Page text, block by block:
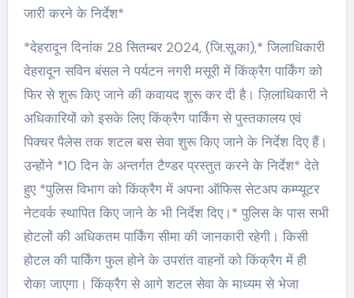
जारी करने के निर्देश*
*देहरादून दिनांक 28 सितम्बर 2024, (जि.सू.का),* जिलाधिकारी
देहरादून सविन बंसल ने पर्यटन नगरी मसूरी में किंक्रैग पार्किंग को
फिर से शुरू किए जाने की कवायद शुरू कर दी है। ज़िलाधिकारी ने
अधिकारियों को इसके लिए किंक्रैग पार्किंग से पुस्तकालय एवं
पिक्चर पैलेस तक शटल बस सेवा शुरू किए जाने के निर्देश दिए हैं।
उन्होंने *10 दिन के अन्तर्गत टैण्डर प्रस्तुत करने के निर्देश* देते
हुए *पुलिस विभाग को किंक्रैग में अपना ऑफिस सेटअप कम्प्यूटर
नेटवर्क स्थापित किए जाने के भी निर्देश दिए।* पुलिस के पास सभी
होटलों की अधिकतम पार्किंग सीमा की जानकारी रहेगी। किसी
होटल की पार्किंग फुल होने के उपरांत वाहनों को किंक्रैग में ही
रोका जाएगा। किंक्रैग से आगे शटल सेवा के माध्यम से भेजा